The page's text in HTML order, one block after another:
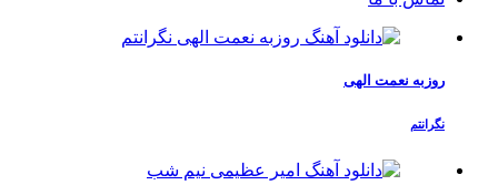
روزبه نعمت الهی
نگرانتم